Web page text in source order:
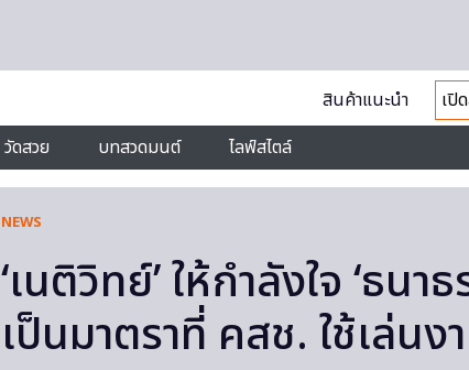
สินค้าแนะนำ
เปิ
วัดสวย บทสวดมนต์ ไลฟ์สไตล์
NEWS
‘เนติวิทย์’ ให้กำลังใจ ‘ธนา
เป็นมาตราที่ คสช. ใช้เล่น